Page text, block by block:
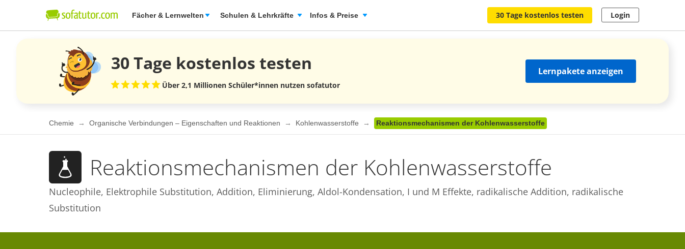
Fächer & Lernwelten Schulen & Lehrkräfte Infos & Preise 30 Tage kostenlos testen Login
30 Tage kostenlos testen
Über 2,1 Millionen Schüler*innen nutzen sofatutor
Lernpakete anzeigen
Chemie Organische Verbindungen – Eigenschaften und Reaktionen Kohlenwasserstoffe Reaktionsmechanismen der Kohlenwasserstoffe
Reaktionsmechanismen der Kohlenwasserstoffe
Nucleophile, Elektrophile Substitution, Addition, Eliminierung, Aldol-Kondensation, I und M Effekte, radikalische Addition, radikalische
Substitution